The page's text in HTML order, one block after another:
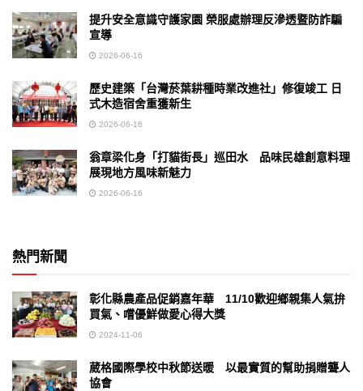
提升安全意識守護家園 榮服處辦理反滲透暨防詐騙
宣導
2026-06-16
歷史建築「台灣菸葉耕種時業改進社」修復竣工 日
式木造宿舍重獲新生
2026-06-16
翁章梁化身「打貓街長」巡田水 品味民雄創意料理
展現地方風味新魅力
2026-06-16
熱門新聞
彰化縣農產品促銷嘉年華 11/10歡迎鄉親集人氣拚
買氣、嚐優鮮做愛心得大獎
2024-11-06
葳格國際學校中秋節送暖 以最實質的幫助捐贈聾人
協會